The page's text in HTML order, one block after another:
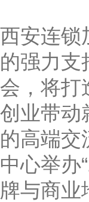
西安连锁
的强力支
会，将打
创业带动
的高端交
中心举办
牌与商业